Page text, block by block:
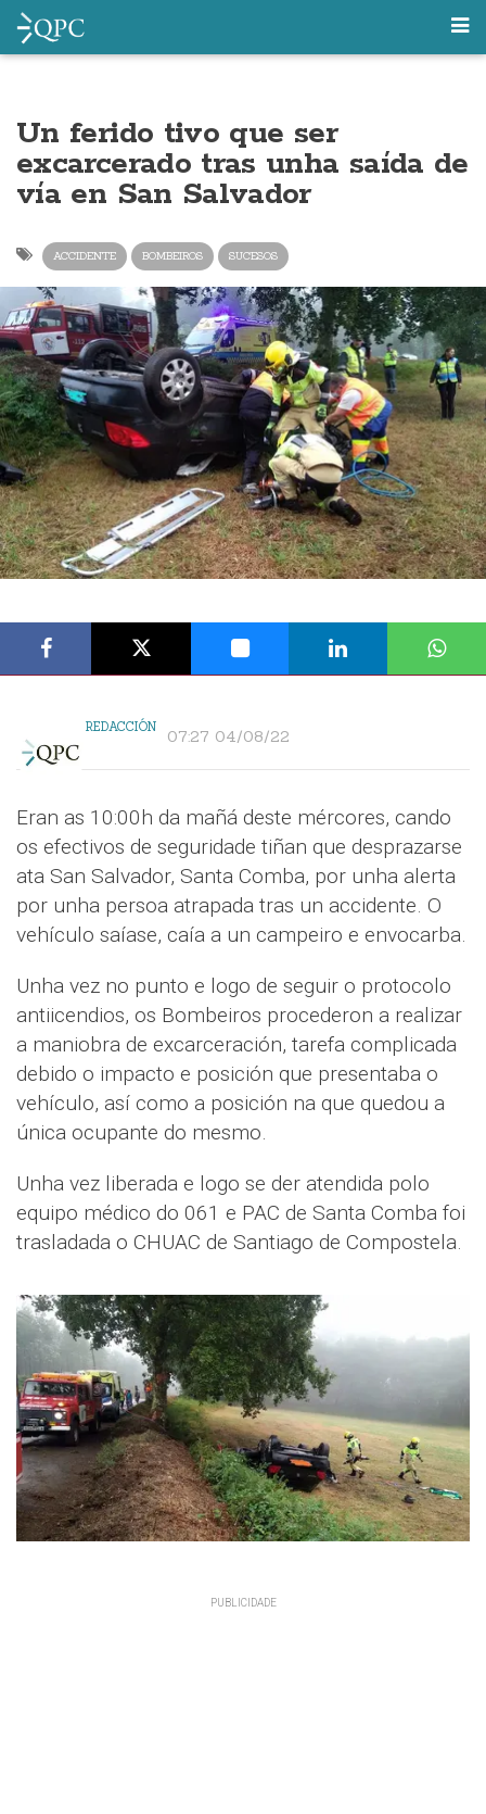
Un ferido tivo que ser
excarcerado tras unha saída de
vía en San Salvador
ACCIDENTE BOMBEIROS SUCESOS
REDACCIÓN 07:27 04/08/22
Eran as 10:00h da mañá deste mércores, cando
os efectivos de seguridade tiñan que desprazarse
ata San Salvador, Santa Comba, por unha alerta
por unha persoa atrapada tras un accidente. O
vehículo saíase, caía a un campeiro e envocarba.
Unha vez no punto e logo de seguir o protocolo
antiicendios, os Bombeiros procederon a realizar
a maniobra de excarceración, tarefa complicada
debido o impacto e posición que presentaba o
vehículo, así como a posición na que quedou a
única ocupante do mesmo.
Unha vez liberada e logo se der atendida polo
equipo médico do 061 e PAC de Santa Comba foi
trasladada o CHUAC de Santiago de Compostela.